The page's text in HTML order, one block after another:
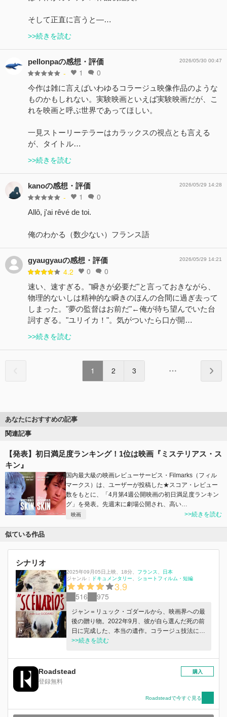
そして正直に言うと―…
>>続きを読む
pellonpaの感想・評価
- 1 0
2026/05/30 00:47
今作は雑に言えばいわゆるコラージュ映像作品のような
ものかもしれない。実験映画といえば実験映画だが、こ
れを映画と呼ぶ世界であってほしい。
一見ストーリーテラーはカラックスの視点とも言える
が、タイトル…
>>続きを読む
kanoの感想・評価
- 1 0
2026/05/29 14:28
Allô, j'ai rêvé de toi.
俺のわかる（数少ない）フランス語
gyaugyauの感想・評価
4.2 0 0
2026/05/29 14:21
速い、速すぎる。"瞬きが必要だ"と言っておきながら、
物理的ないしは精神的な瞬きのほんの合間に過ぎ去って
しまった。"夢の監督はお前だ"←俺が待ち望んでいた台
詞すぎる。"ユリイカ！"。気がついたら口が開…
>>続きを読む
1 2 3
あなたにおすすめの記事
関連記事
【発表】初日満足度ランキング！1位は映画『ミステリアス・ス
キン』
国内最大級の映画レビューサービス・Filmarks（フィル
マークス）は、ユーザーが投稿した★スコア・レビュー
数をもとに、「4月第4週公開映画の初日満足度ランキン
グ」を発表。先週末に劇場公開され、高い…
映画 >>続きを読む
似ている作品
シナリオ
2025年09月05日上映、 18分、 フランス
日本
ジャンル：
ドキュメンタリー ショートフィルム・短編
3.9
516 975
ジャン＝リュック・ゴダールから、映画界への最
後の贈り物。2022年9月、彼が自ら選んだ死の前
日に完成した、本当の遺作。コラージュ技法によ
る18分の本編と、ゴダール自身が制作ビジョンを
して構成されている。時代を超えた美学と革新的
な映像表現を追求し続けた巨匠が、映画と私たち
>>続きを読む
Roadstead
登録無料
購入
Roadsteadで今すぐ見る